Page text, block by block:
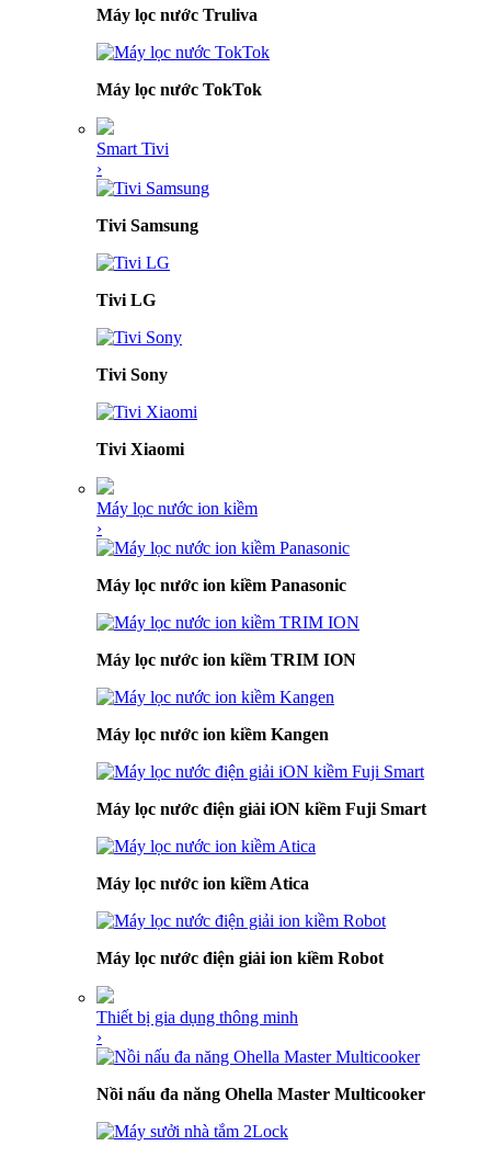
Máy lọc nước Truliva
Máy lọc nước TokTok
Smart Tivi
›
Tivi Samsung
Tivi LG
Tivi Sony
Tivi Xiaomi
Máy lọc nước ion kiềm
›
Máy lọc nước ion kiềm Panasonic
Máy lọc nước ion kiềm TRIM ION
Máy lọc nước ion kiềm Kangen
Máy lọc nước điện giải iON kiềm Fuji Smart
Máy lọc nước ion kiềm Atica
Máy lọc nước điện giải ion kiềm Robot
Thiết bị gia dụng thông minh
›
Nồi nấu đa năng Ohella Master Multicooker